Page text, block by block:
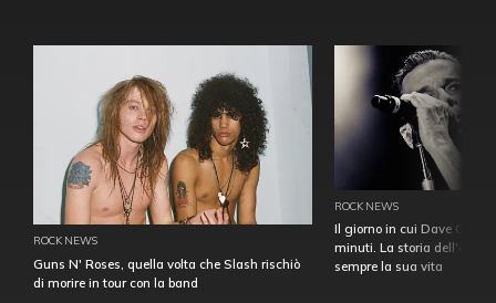
ROCK NEWS
Guns N' Roses, quella volta che Slash rischiò
di morire in tour con la band
ROCK NEWS
Il giorno in cui Dave
minuti. La storia
sempre la sua vita